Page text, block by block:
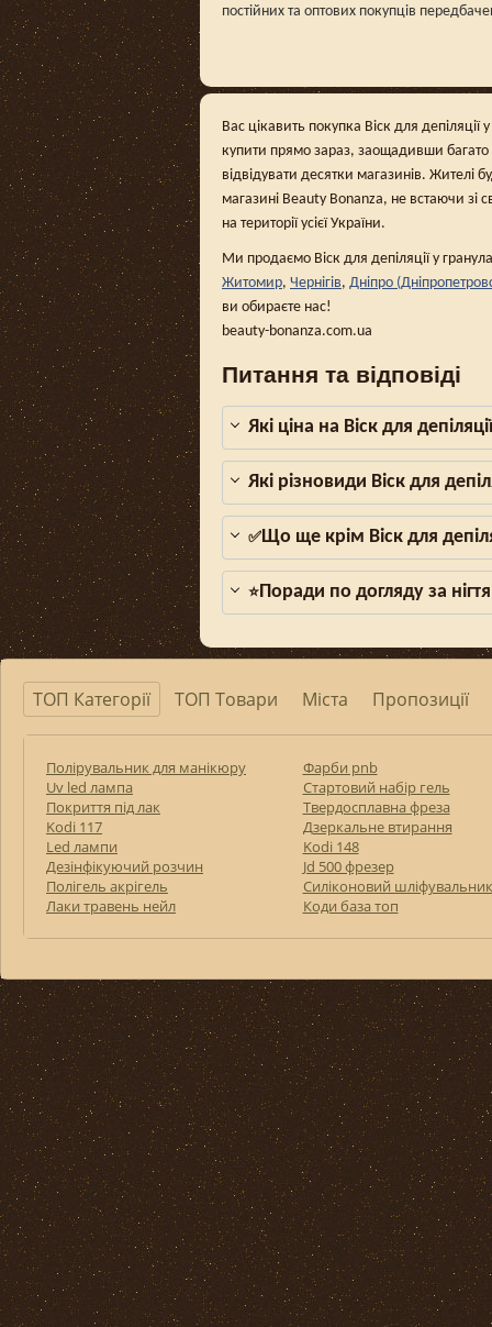
постійних та оптових покупців
Вас цікавить покупка Віск для депіляції
купити прямо зараз, заощадивши
відвідувати десятки магазинів. Жителі
магазині Beauty Bonanza, не встаючи зі
на території усієї України.
Ми продаємо Віск для депіляції у
Житомир, Чернігів, Дніпро
ви обираєте нас!
beauty-bonanza.com.ua
Питання та відповіді
Які ціна на Віск для
Які різновиди Віск для
✅Що ще крім Віск для
⭐Поради по догляду за
ТОП Категорії ТОП Товари Міста Пропозиції
Полірувальник для манікюру
Uv led лампа
Покриття під лак
Kodi 117
Led лампи
Дезінфікуючий розчин
Полігель акрігель
Лаки травень нейл
Фарби pnb
Стартовий набір гель
Твердосплавна фреза
Дзеркальне втирання
Kodi 148
Jd 500 фрезер
Силіконовий шліфувальник
Коди база топ